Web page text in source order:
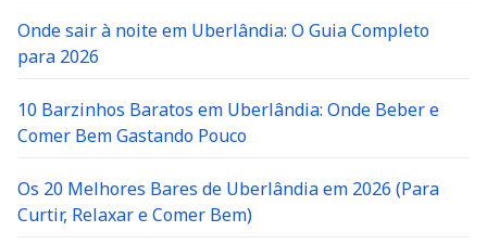
Onde sair à noite em Uberlândia: O Guia Completo
para 2026
10 Barzinhos Baratos em Uberlândia: Onde Beber e
Comer Bem Gastando Pouco
Os 20 Melhores Bares de Uberlândia em 2026 (Para
Curtir, Relaxar e Comer Bem)